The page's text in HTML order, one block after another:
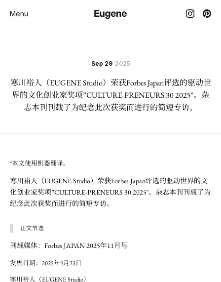
Menu
Sep 29 2025
寒川裕人（EUGENE Studio）荣获Forbes Japan评选的驱动世
界的文化创业家奖项”CULTURE-PRENEURS 30 2025″。杂
志本刊刊载了为纪念此次获奖而进行的简短专访。
*本文使用机器翻译。
寒川裕人（EUGENE Studio）荣获Forbes Japan评选的驱动世界的文
化创业家奖项”CULTURE-PRENEURS 30 2025″。杂志本刊刊载了为
纪念此次获奖而进行的简短专访。
正文节选
刊载媒体：Forbes JAPAN 2025年11月号
发售日期：2025年9月25日
寒川裕人（EUGENE Studio）